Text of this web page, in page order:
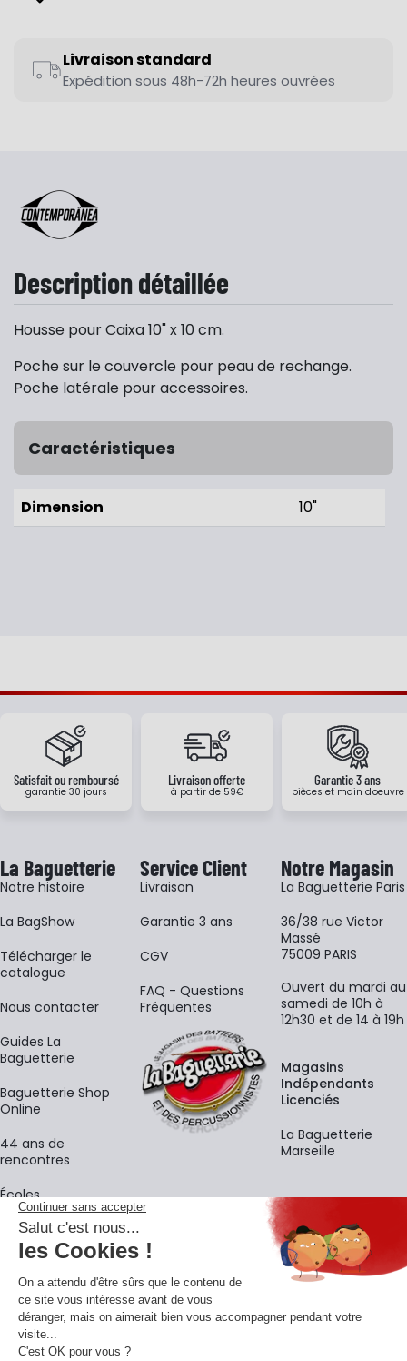
Livraison standard
Expédition sous 48h-72h heures ouvrées
Description détaillée
Housse pour Caixa 10" x 10 cm.
Poche sur le couvercle pour peau de rechange.
Poche latérale pour accessoires.
Caractéristiques
Dimension 10"
Satisfait ou remboursé
garantie 30 jours
Livraison offerte
à partir de 59€
Garantie 3 ans
pièces et main d'oeuvre
La Baguetterie
Notre histoire
La BagShow
​Télécharger le
catalogue
Nous contacter
Guides La
Baguetterie
Baguetterie Shop
Online
44 ans de
rencontres
Écoles
Service Client
Livraison
Garantie 3 ans
CGV
FAQ - Questions
Fréquentes
Notre Magasin
La Baguetterie Paris
36/38 rue Victor
Massé
75009 PARIS
Ouvert du mardi au
samedi de 10h à
12h30 et de 14 à 19h
Magasins
Indépendants
Licenciés
La Baguetterie
Marseille
La newsletter
Adresse e-mail
En vous inscrivant à notre newsletter, vous acceptez notre
confidentialité.
Retrouvons-nous sur